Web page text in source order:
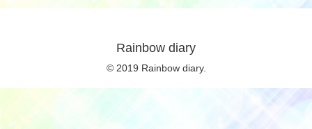
Rainbow diary
© 2019 Rainbow diary.